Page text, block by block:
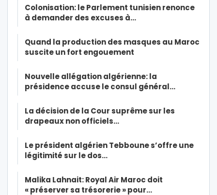
Colonisation: le Parlement tunisien renonce
à demander des excuses à…
Quand la production des masques au Maroc
suscite un fort engouement
Nouvelle allégation algérienne: la
présidence accuse le consul général…
La décision de la Cour suprême sur les
drapeaux non officiels…
Le président algérien Tebboune s’offre une
légitimité sur le dos…
Malika Lahnait: Royal Air Maroc doit
« préserver sa trésorerie » pour…